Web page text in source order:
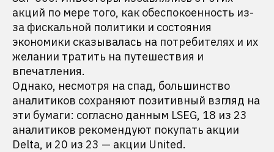
акций по мере того, как обеспокоенность из-
за фискальной политики и состояния
экономики сказывалась на потребителях и их
желании тратить на путешествия и
впечатления.
Однако, несмотря на спад, большинство
аналитиков сохраняют позитивный взгляд на
эти бумаги: согласно данным LSEG, 18 из 23
аналитиков рекомендуют покупать акции
Delta, и 20 из 23 — акции United.